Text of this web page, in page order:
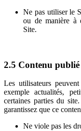
Ne pas utiliser le
ou de manière à
Site.
2.5 Contenu
Les utilisateurs
exemple actualités,
certaines parties du
garantissez que ce
Ne viole pas les